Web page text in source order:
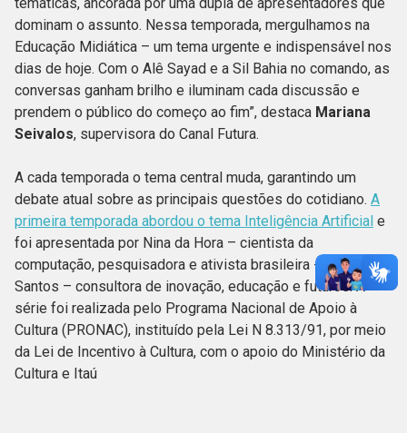
temáticas, ancorada por uma dupla de apresentadores que
dominam o assunto. Nessa temporada, mergulhamos na
Educação Midiática – um tema urgente e indispensável nos
dias de hoje. Com o Alê Sayad e a Sil Bahia no comando, as
conversas ganham brilho e iluminam cada discussão e
prendem o público do começo ao fim”, destaca Mariana
Seivalos, supervisora do Canal Futura.
A cada temporada o tema central muda, garantindo um
debate atual sobre as principais questões do cotidiano. A
primeira temporada abordou o tema Inteligência Artificial e
foi apresentada por Nina da Hora – cientista da
computação, pesquisadora e ativista brasileira -, e Gi
Santos – consultora de inovação, educação e futuros. A
série foi realizada pelo Programa Nacional de Apoio à
Cultura (PRONAC), instituído pela Lei N 8.313/91, por meio
da Lei de Incentivo à Cultura, com o apoio do Ministério da
Cultura e Itaú